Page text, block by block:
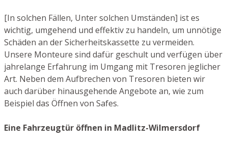
[In solchen Fällen, Unter solchen Umständen] ist es
wichtig, umgehend und effektiv zu handeln, um unnötige
Schäden an der Sicherheitskassette zu vermeiden.
Unsere Monteure sind dafür geschult und verfügen über
jahrelange Erfahrung im Umgang mit Tresoren jeglicher
Art. Neben dem Aufbrechen von Tresoren bieten wir
auch darüber hinausgehende Angebote an, wie zum
Beispiel das Öffnen von Safes.
Eine Fahrzeugtür öffnen in Madlitz-Wilmersdorf